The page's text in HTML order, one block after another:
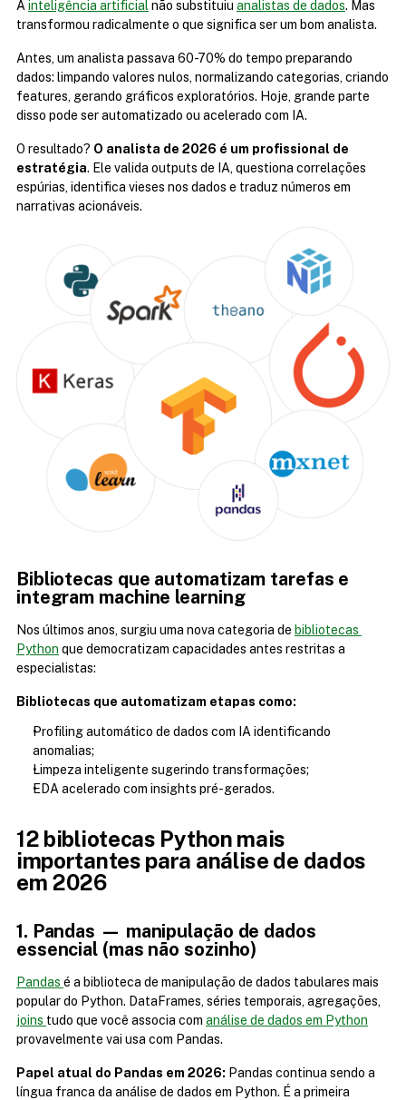
A inteligência artificial não substituiu analistas de dados. Mas
transformou radicalmente o que significa ser um bom analista.
Antes, um analista passava 60-70% do tempo preparando
dados: limpando valores nulos, normalizando categorias, criando
features, gerando gráficos exploratórios. Hoje, grande parte
disso pode ser automatizado ou acelerado com IA.
O resultado? O analista de 2026 é um profissional de
estratégia. Ele valida outputs de IA, questiona correlações
espúrias, identifica vieses nos dados e traduz números em
narrativas acionáveis.
Bibliotecas que automatizam tarefas e
integram machine learning
Nos últimos anos, surgiu uma nova categoria de bibliotecas
Python que democratizam capacidades antes restritas a
especialistas:
Bibliotecas que automatizam etapas como:
Profiling automático de dados com IA identificando
anomalias;
Limpeza inteligente sugerindo transformações;
EDA acelerado com insights pré-gerados.
12 bibliotecas Python mais
importantes para análise de dados
em 2026
1. Pandas — manipulação de dados
essencial (mas não sozinho)
Pandas é a biblioteca de manipulação de dados tabulares mais
joins tudo que você associa com análise de dados em Python
provavelmente vai usa com Pandas.
Papel atual do Pandas em 2026: Pandas continua sendo a
língua franca da análise de dados em Python. É a primeira